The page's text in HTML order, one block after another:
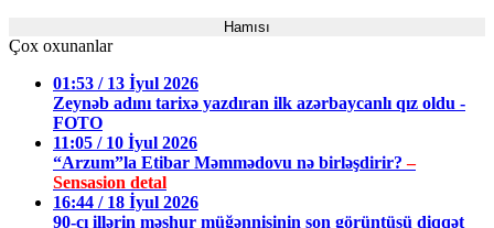
Hamısı
Çox oxunanlar
01:53 / 13 İyul 2026
Zeynəb adını tarixə yazdıran ilk azərbaycanlı qız oldu -
FOTO
11:05 / 10 İyul 2026
“Arzum”la Etibar Məmmədovu nə birləşdirir?–
Sensasion detal
16:44 / 18 İyul 2026
90-cı illərin məşhur müğənnisinin son görüntüsü diqqət